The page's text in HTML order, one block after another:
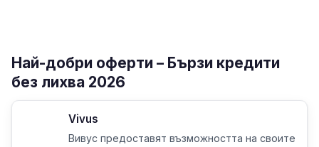
Най-добри оферти – Бързи кредити
без лихва 2026
Vivus
Вивус предоставят възможността на своите